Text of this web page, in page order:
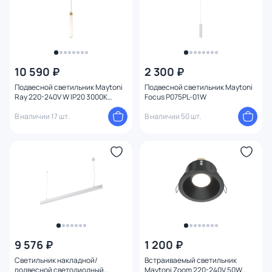
10 590 ₽
Подвесной светильник Maytoni
Ray 220-240V W IP20 3000K
В наличии 17 шт.
2 300 ₽
Подвесной светильник Maytoni
Focus P075PL-01W
В наличии 50 шт.
9 576 ₽
Светильник накладной/
подвесной светодиодный
1 200 ₽
Встраиваемый светильник
Maytoni Zoom 220-240V 50W